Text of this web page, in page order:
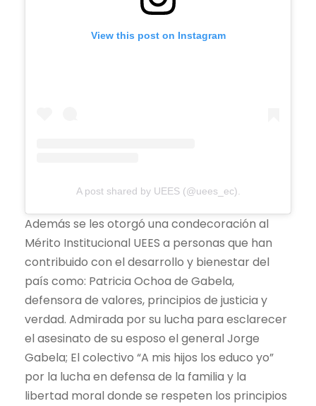
View this post on Instagram
A post shared by UEES (@uees_ec).
Además se les otorgó una condecoración al
Mérito Institucional UEES a personas que han
contribuido con el desarrollo y bienestar del
país como: Patricia Ochoa de Gabela,
defensora de valores, principios de justicia y
verdad. Admirada por su lucha para esclarecer
el asesinato de su esposo el general Jorge
Gabela; El colectivo “A mis hijos los educo yo”
por la lucha en defensa de la familia y la
libertad moral donde se respeten los principios